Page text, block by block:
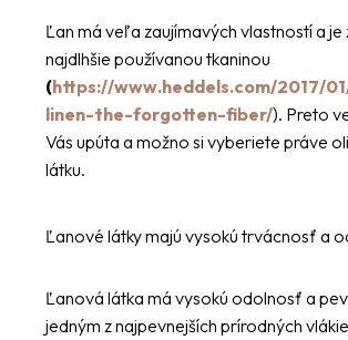
Ľan má veľa zaujímavých vlastností a je
najdlhšie používanou tkaninou
(https://www.heddels.com/2017/
linen-the-forgotten-fiber/). Preto
Vás upúta a možno si vyberiete práve
látku.
Ľanové látky majú vysokú trvácnosť a
Ľanová látka má vysokú odolnosť a
jedným z najpevnejších prírodných